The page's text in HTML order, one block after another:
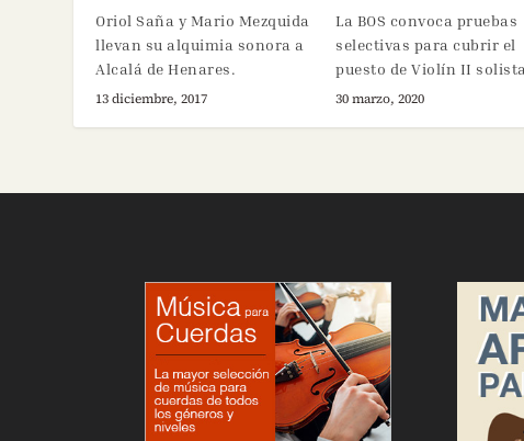
Oriol Saña y Mario Mezquida
llevan su alquimia sonora a
Alcalá de Henares.
13 diciembre, 2017
La BOS convoca pruebas
selectivas para cubrir el
puesto de Violín II solista
30 marzo, 2020